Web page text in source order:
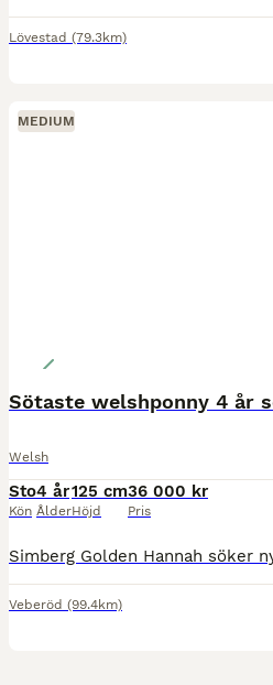
Lövestad (79.3km)
MEDIUM
Sötaste welshponny 4 år
Welsh
Sto
Kön
4 år
Ålder
125 cm
Höjd
36 000 kr
Pris
Veberöd (99.4km)